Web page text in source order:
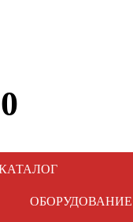
ОБОРУДОВАНИЕ